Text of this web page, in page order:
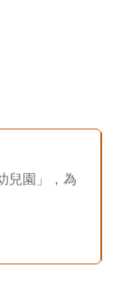
兒園」，為